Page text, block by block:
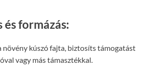
és formázás:
növény kúszó fajta, biztosíts támogatást
vagy más támasztékkal.